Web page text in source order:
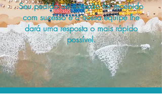
Seu pedido de cotação foi recebido
com sucesso e a nossa equipe lhe
dará uma resposta o mais rápido
possível.